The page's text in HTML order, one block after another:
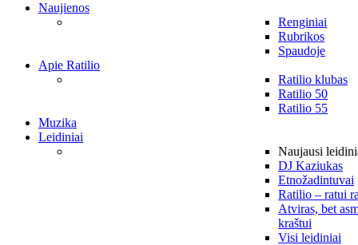
Naujienos
Renginiai
Rubrikos
Spaudoje
Apie Ratilio
Ratilio klubas
Ratilio 50
Ratilio 55
Muzika
Leidiniai
Naujausi
DJ Kaziukas
Etnožadintuvai
Ratilio – ratui
Atviras, bet
kraštui
Visi leidiniai